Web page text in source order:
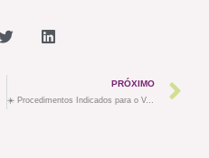
PRÓXIMO
☀️ Procedimentos Indicados para o Verão